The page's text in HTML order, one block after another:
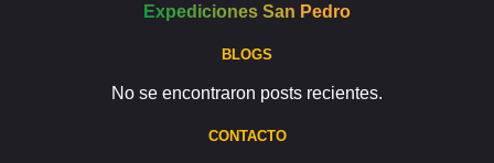
Expediciones San Pedro
BLOGS
No se encontraron posts recientes.
CONTACTO